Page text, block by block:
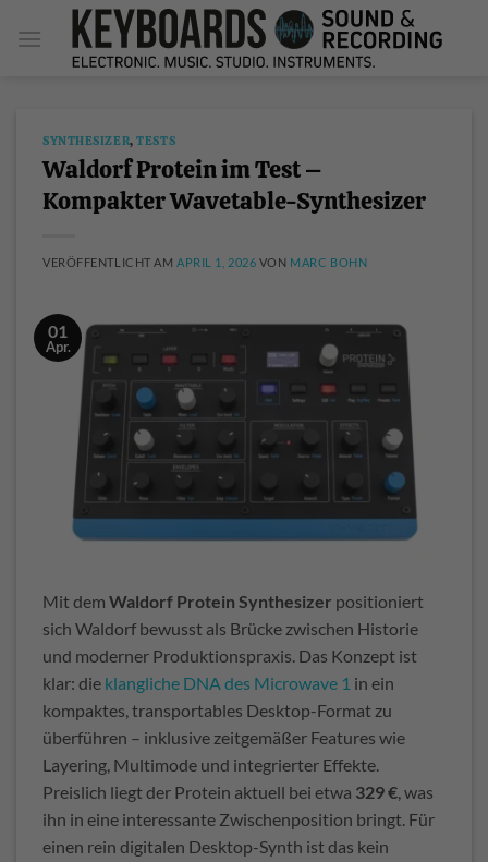
Inhalt
SYNTHESIZER,TESTS
Waldorf Protein im Test –
Kompakter Wavetable-Synthesizer
VERÖFFENTLICHT AM APRIL 1, 2026 VON MARC BOHN
01
Apr.
Mit dem Waldorf Protein Synthesizer positioniert
sich Waldorf bewusst als Brücke zwischen Historie
und moderner Produktionspraxis. Das Konzept ist
klar: die klangliche DNA des Microwave 1 in ein
kompaktes, transportables Desktop-Format zu
überführen – inklusive zeitgemäßer Features wie
Layering, Multimode und integrierter Effekte.
Preislich liegt der Protein aktuell bei etwa 329 €, was
ihn in eine interessante Zwischenposition bringt. Für
einen rein digitalen Desktop-Synth ist das kein